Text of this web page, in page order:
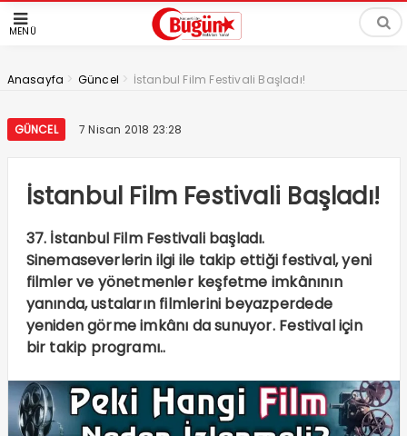
MENÜ
Anasayfa > Güncel > İstanbul Film Festivali Başladı!
GÜNCEL 7 Nisan 2018 23:28
İstanbul Film Festivali Başladı!
37. İstanbul Film Festivali başladı.
Sinemaseverlerin ilgi ile takip ettiği festival, yeni
filmler ve yönetmenler keşfetme imkânının
yanında, ustaların filmlerini beyazperdede
yeniden görme imkânı da sunuyor. Festival için
bir takip programı..